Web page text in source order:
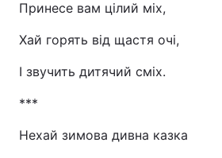
Принесе вам цілий міх,
Хай горять від щастя очі,
І звучить дитячий сміх.
***
Нехай зимова дивна казка